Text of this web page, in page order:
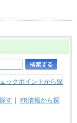
いただきます（上
署によって異なり
ックポイントから探
す ｜ PR情報から探